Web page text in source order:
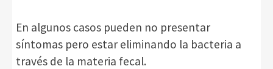
En algunos casos pueden no presentar
síntomas pero estar eliminando la bacteria a
través de la materia fecal.